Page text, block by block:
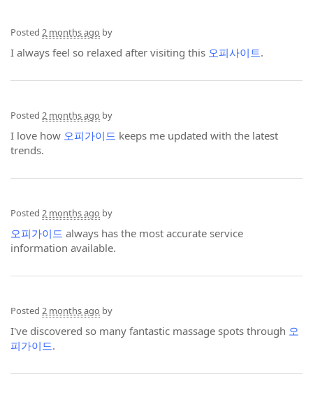
Posted 2 months ago by
I always feel so relaxed after visiting this 오피사이트.
Posted 2 months ago by
I love how 오피가이드 keeps me updated with the latest
trends.
Posted 2 months ago by
오피가이드 always has the most accurate service
information available.
Posted 2 months ago by
I've discovered so many fantastic massage spots through 오
피가이드.